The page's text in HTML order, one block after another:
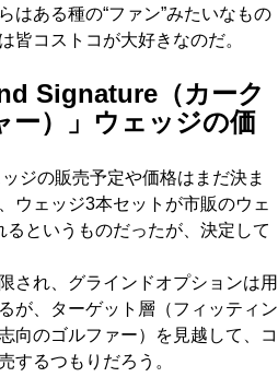
はある種の“ファン”みたいなもの
皆コストコが大好きなのだ。
Signature（カーク
）
」ウェッジの価
ジの販売予定や価格はまだ決ま
ウェッジ3本セットが市販のウェ
というものだったが、決定して
され、グラインドオプションは用
が、ターゲット層（フィッティン
向のゴルファー）を見越して、コ
するつもりだろう。